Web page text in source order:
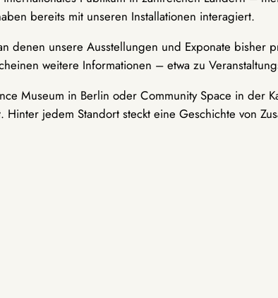
bereits mit unseren Installationen interagiert.
denen unsere Ausstellungen und Exponate
weitere Informationen – etwa zu
Museum in Berlin oder Community Space in
Hinter jedem Standort steckt eine Geschichte von